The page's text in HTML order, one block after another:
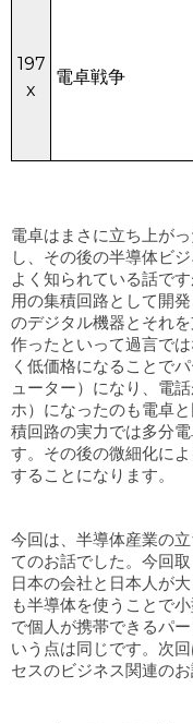
197
x
電卓戦争
電卓はまさに立ち上が
し、その後の半導体ビ
よく知られている話で
用の集積回路として開
のデジタル機器とそれ
作ったといって過言で
く低価格になることで
ューター）になり、電
ホ）になったのも電卓
積回路の実力では多分
す。その後の微細化に
することになります。
今回は、半導体産業の
てのお話でした。今回
日本の会社と日本人が
も半導体を使うことで
で個人が携帯できるパ
いう点は同じです。次
セスのビジネス関連の